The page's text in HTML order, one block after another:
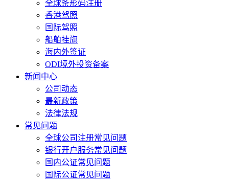
全球条形码注册
香港驾照
国际驾照
船舶挂旗
海内外签证
ODI境外投资备案
新闻中心
公司动态
最新政策
法律法规
常见问题
全球公司注册常见问题
银行开户服务常见问题
国内公证常见问题
国际公证常见问题